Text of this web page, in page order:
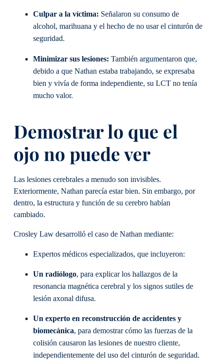
Culpar a la víctima: Señalaron su consumo de
alcohol, marihuana y el hecho de no usar el cinturón de
seguridad.
Minimizar sus lesiones: También argumentaron que,
debido a que Nathan estaba trabajando, se expresaba
bien y vivía de forma independiente, su LCT no tenía
mucho valor.
Demostrar lo que el
ojo no puede ver
Las lesiones cerebrales a menudo son invisibles.
Exteriormente, Nathan parecía estar bien. Sin embargo, por
dentro, la estructura y función de su cerebro habían
cambiado.
Crosley Law desarrolló el caso de Nathan mediante:
Expertos médicos especializados, que incluyeron:
Un radiólogo, para explicar los hallazgos de la
resonancia magnética cerebral y los signos sutiles de
lesión axonal difusa.
Un experto en reconstrucción de accidentes y
biomecánica, para demostrar cómo las fuerzas de la
colisión causaron las lesiones de nuestro cliente,
independientemente del uso del cinturón de seguridad.